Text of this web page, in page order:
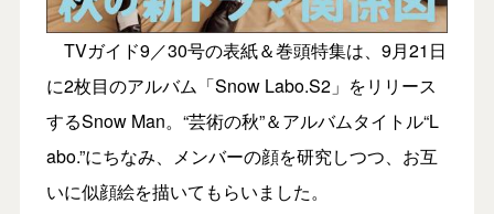
TVガイド9／30号の表紙＆巻頭特集は、9月21日
に2枚目のアルバム「Snow Labo.S2」をリリース
するSnow Man。“芸術の秋”＆アルバムタイトル“L
abo.”にちなみ、メンバーの顔を研究しつつ、お互
いに似顔絵を描いてもらいました。